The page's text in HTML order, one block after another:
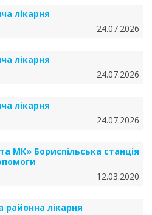
лікарня
24.07.2026
лікарня
24.07.2026
лікарня
24.07.2026
МК» Бориспільська станція
12.03.2020
районна лікарня